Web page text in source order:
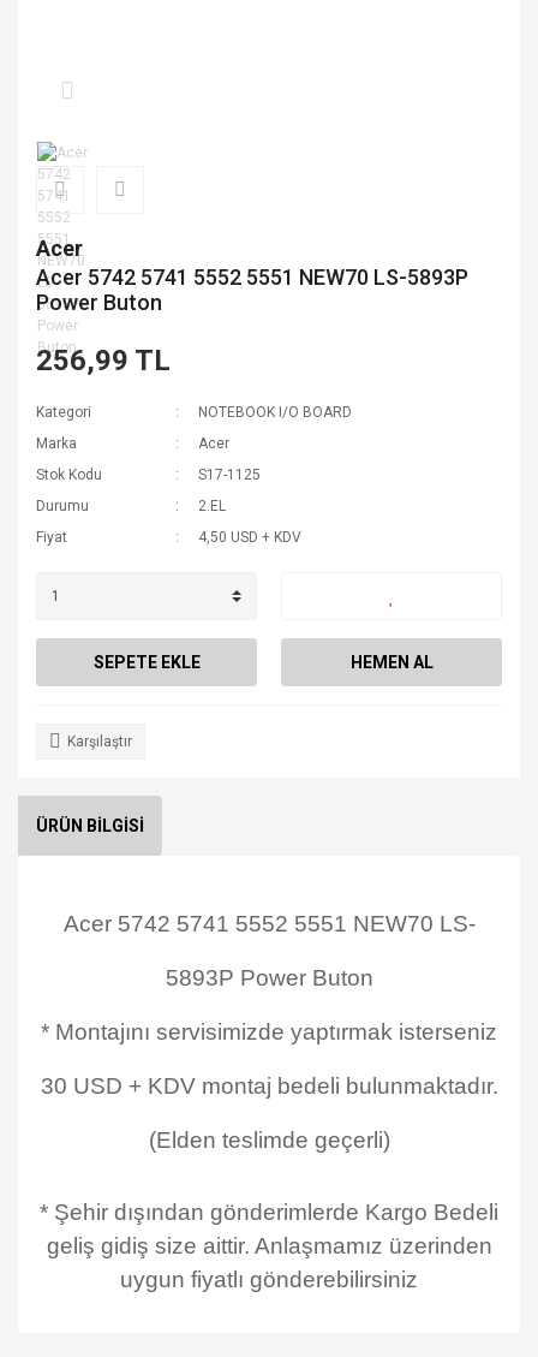
Acer
Acer 5742 5741 5552 5551 NEW70 LS-5893P
Power Buton
256,99 TL
Kategori
NOTEBOOK I/O BOARD
Marka
Acer
Stok Kodu
S17-1125
Durumu
2.EL
Fiyat
4,50 USD + KDV
SEPETE EKLE HEMEN AL
Karşılaştır
ÜRÜN BİLGİSİ
Acer 5742 5741 5552 5551 NEW70 LS-
5893P Power Buton
* Montajını servisimizde yaptırmak isterseniz
30 USD + KDV montaj bedeli bulunmaktadır.
(Elden teslimde geçerli)
* Şehir dışından gönderimlerde Kargo Bedeli
geliş gidiş size aittir. Anlaşmamız üzerinden
uygun fiyatlı gönderebilirsiniz